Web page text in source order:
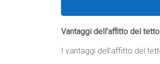
Vantaggi dell’affitto del
I vantaggi dell’affitto del